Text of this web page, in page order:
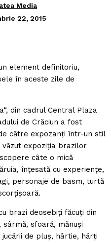
Media
22, 2015
element definitoriu,
în aceste zile de
din cadrul Central Plaza
de Crăciun a fost
către expozanţi într-un stil
expoziţia brazilor
câte o mică
înţesată cu experienţe,
personaje de basm, turtă
brazi deosebiţi făcuţi din
sfoară, mănuşi
de pluş, hârtie, hărţi